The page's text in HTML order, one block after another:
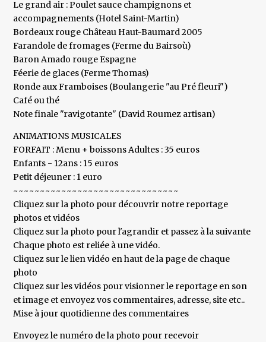
Le grand air : Poulet sauce champignons et
accompagnements (Hotel Saint-Martin)
Bordeaux rouge Château Haut-Baumard 2005
Farandole de fromages (Ferme du Bairsoù)
Baron Amado rouge Espagne
Féerie de glaces (Ferme Thomas)
Ronde aux Framboises (Boulangerie "au Pré fleuri")
Café ou thé
Note finale "ravigotante" (David Roumez artisan)
ANIMATIONS MUSICALES
FORFAIT : Menu + boissons Adultes : 35 euros
Enfants - 12ans : 15 euros
Petit déjeuner : 1 euro
~~~~~~~~~~~~~~~~~~~~~~~~~~~~~~~
Cliquez sur la photo pour découvrir notre reportage
photos et vidéos
Cliquez sur la photo pour l'agrandir et passez à la suivante
Chaque photo est reliée à une vidéo.
Cliquez sur le lien vidéo en haut de la page de chaque
photo
Cliquez sur les vidéos pour visionner le reportage en son
et image et envoyez vos commentaires, adresse, site etc..
Mise à jour quotidienne des commentaires
Envoyez le numéro de la photo pour recevoir